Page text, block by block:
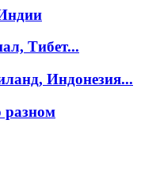
Тибет...
Индонезия...
разном